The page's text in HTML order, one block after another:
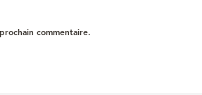
commentaire.